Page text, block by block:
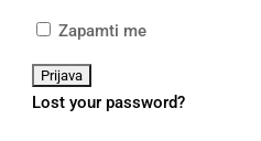
Zapamti me
Lost your password?